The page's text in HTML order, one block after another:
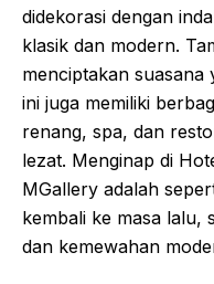
didekorasi dengan
klasik dan modern.
menciptakan suasana
ini juga memiliki
renang, spa, dan
lezat. Menginap di
MGallery adalah
kembali ke masa lalu,
dan kemewahan